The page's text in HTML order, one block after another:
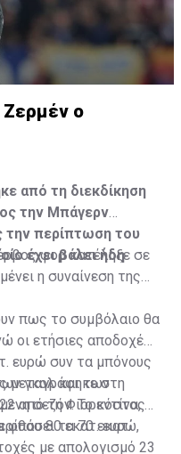
Ζερμέν ο
από τη διεκδίκηση
την Μπάγερν
την περίπτωση του
έχει βάλει ήδη
φορ κατέληξε σε
η συναίνεση της
πως το συμβόλαιο θα
οι ετήσιες αποδοχές
ευρώ συν τα μπόνους
γκολ και των
σεζόν. Το κόστος
φθάσει τα 70 εκατ.
μεταγράφηκε στη
από τη Φιορεντίνα, η
80 εκατ. ευρώ,
με απολογισμό 23